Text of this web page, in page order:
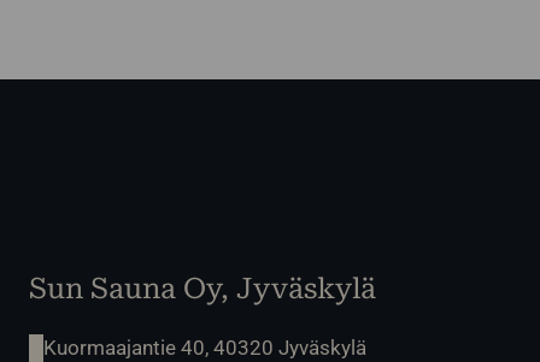
Sun Sauna Oy, Jyväskylä
Kuormaajantie 40, 40320 Jyväskylä